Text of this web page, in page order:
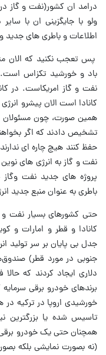
درامد ان کشور(نفت و گاز
ولو با جایگزینی ان با
اطلاعات و باطری های
پس تعجب نکنید که الان
نفت و گاز امریکاست. در
کانادا است الان پیشرو
همین صورت، چون مسئولان
تشخیص دادند که اگر
حفظ کنند هیچ چاره ای
نفت و گاز به انرژی های
پروژه های جدید نفت
باطری به عنوان منبع جدید
حتی کشورهای بسیار نفت و
کانادا و قطر و امارات و
جدل بی پایان بر سر تولید
جنوبی در مورد قطر)
دلاری ایجاد کردند که
برندهای خودرو برقی سرمایه
خورشیدی اروپا در ترکیه
تاسیس شده یا بزرگترین
همچنان حتی یک خودرو برقی
(نه بصورت نمایشی بلکه